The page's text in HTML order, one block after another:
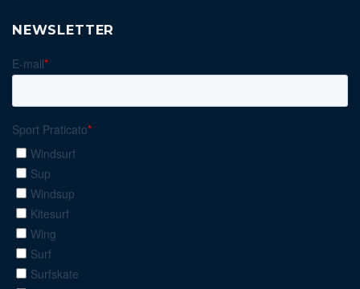
NEWSLETTER